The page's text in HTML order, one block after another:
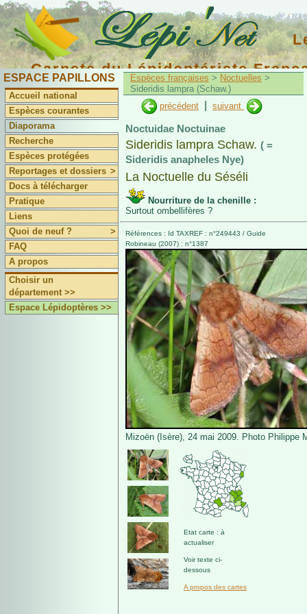
Carnets du Lépidoptériste
ESPACE PAPILLONS
Accueil national
Espèces courantes
Diaporama
Recherche
Espèces protégées
Reportages et dossiers >
Docs à télécharger
Pratique
Liens
Quoi de neuf ?
>
FAQ
A propos
Choisir un
département >>
Espace Lépidoptères >>
Espèces françaises > Noctuelles >
Sideridis lampra (Schaw.)
précédent
suivant
Noctuidae Noctuinae
Sideridis lampra Schaw. ( =
Sideridis anapheles Nye)
La Noctuelle du Séséli
Nourriture de la chenille :
Surtout ombellifères ?
Références : Id TAXREF : n°249443 / Guide
Robineau (2007) : n°1387
Mizoën (Isère), 24 mai 2009. Photo Philippe
Etat carte : à
actualiser
Voir texte ci-
dessous
A propos des cartes